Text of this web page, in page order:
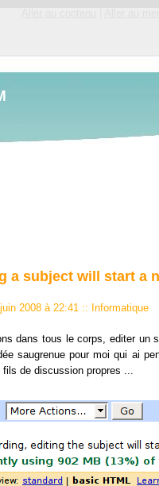
a subject will start a
2008 à 22:41 :: Informatique
dans tous le corps, editer un
saugrenue pour moi qui ai
de discussion propres ...